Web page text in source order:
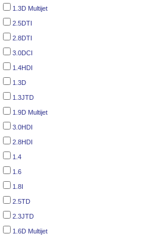
1.3D Multijet
2.5DTI
2.8DTI
3.0DCI
1.4HDI
1.3D
1.3JTD
1.9D Multijet
3.0HDI
2.8HDI
1.4
1.6
1.8I
2.5TD
2.3JTD
1.6D Multijet